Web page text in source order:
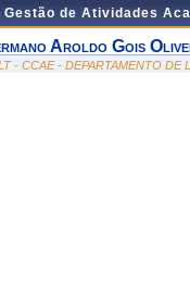
de Atividades
Aroldo Gois
- CCAE - DEPARTAMENTO DE